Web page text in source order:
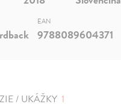
/ UKÁŽKY 1
EAN
9788089604371